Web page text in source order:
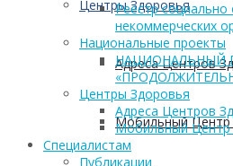
Центры Здоровья
Адреса Центров
Мобильный Центр
Реестр
некоммерческих
Национальные проекты
НАЦИОНАЛЬНЫЙ
Центры Здоровья
Адреса Центров
Мобильный Центр
Cпециалистам
Публикации